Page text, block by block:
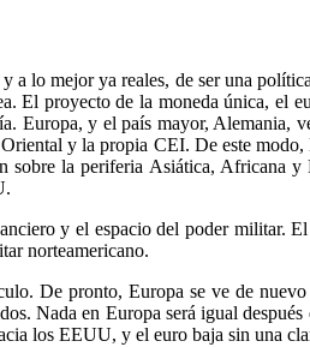
lo mejor ya reales, de ser una
El proyecto de la moneda única, el
Europa, y el país mayor, Alemania,
y la propia CEI. De este
sobre la periferia Asiática, Africana
y el espacio del poder
norteamericano.
De pronto, Europa se ve de
Nada en Europa será igual
los EEUU, y el euro baja sin una